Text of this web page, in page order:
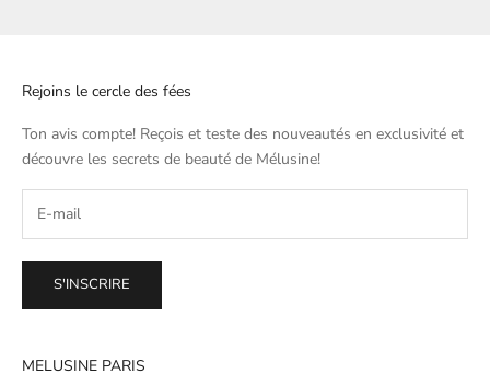
Rejoins le cercle des fées
Ton avis compte! Reçois et teste des nouveautés en exclusivité et
découvre les secrets de beauté de Mélusine!
S'INSCRIRE
MELUSINE PARIS